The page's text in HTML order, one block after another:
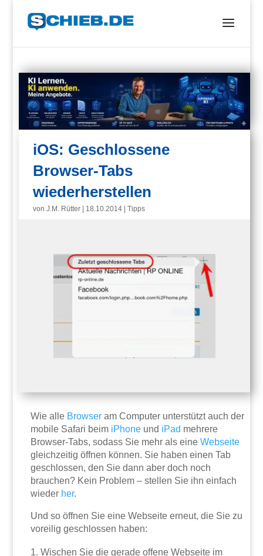
iOS: Geschlossene
Browser-Tabs
wiederherstellen
vonJ.M. Rütter 18.10.2014 |Tipps
Wie alle Browser am Computer unterstützt auch der
mobile Safari beim iPhone und iPad mehrere
Browser-Tabs, sodass Sie mehr als eineWebseite
gleichzeitig öffnen können. Sie haben einen Tab
geschlossen, den Sie dann aber doch noch
brauchen? Kein Problem – stellen Sie ihn einfach
wieder her.
Und so öffnen Sie eine Webseite erneut, die Sie zu
voreilig geschlossen haben:
Wischen Sie die gerade offene Webseite im